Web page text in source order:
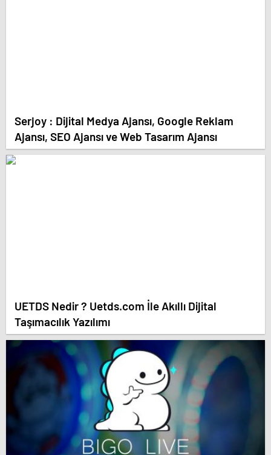
Serjoy : Dijital Medya Ajansı, Google Reklam
Ajansı, SEO Ajansı ve Web Tasarım Ajansı
UETDS Nedir ? Uetds.com İle Akıllı Dijital
Taşımacılık Yazılımı